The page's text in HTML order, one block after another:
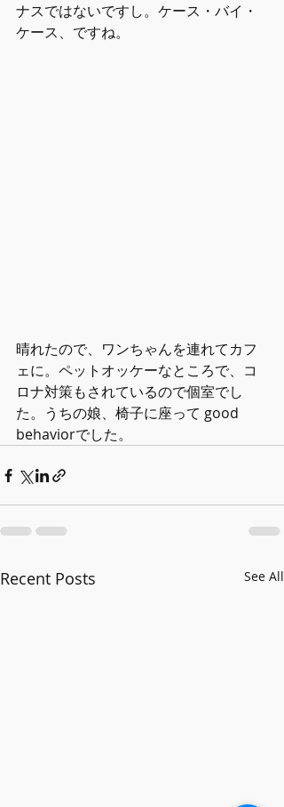
ナスではないですし。ケース・バイ・
ケース、ですね。
晴れたので、ワンちゃんを連れてカフ
ェに。ペットオッケーなところで、コ
ロナ対策もされているので個室でし
た。うちの娘、椅子に座って good
behaviorでした。
Recent Posts See All